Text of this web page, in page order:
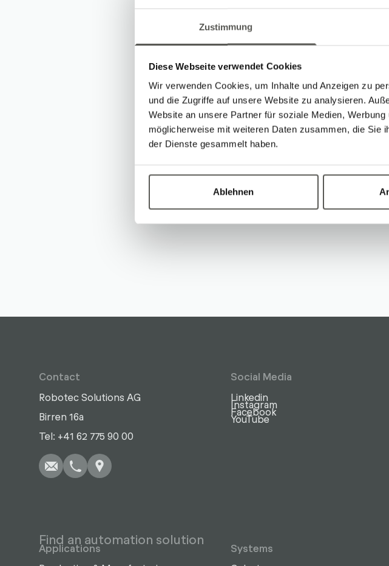
Zustimmung
Diese Webseite verwendet Cookies
Wir verwenden Cookies, um Inhalte und Anzeigen zu
und die Zugriffe auf unsere Website zu analysieren.
Website an unsere Partner für soziale Medien,
möglicherweise mit weiteren Daten zusammen, die Sie
der Dienste gesammelt haben.
Ablehnen
Techday 2023 on
about the latest
inspired by real application
opportunity to talk to
facility will then be packed
in Switzerland will no
Contact
Robotec Solutions AG
Birren 16a
Tel: +41 62 775 90 00
Social Media
Linkedin
Instagram
Facebook
YouTube
Find an automation solution
Applications
Systems